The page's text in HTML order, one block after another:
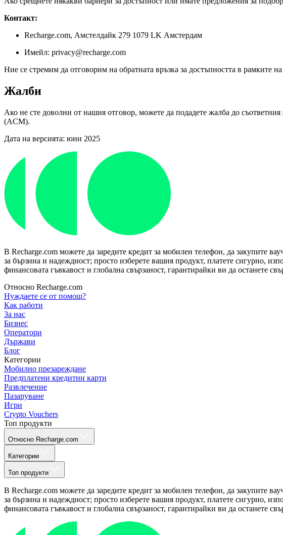
Контакт:
Recharge.com, Амстелдайк 279 1079 LK Амстердам
Имейл: privacy@recharge.com
Ние се стремим да отговорим на обратната връзка за достъпността в рамките
Жалби
Ако не сте доволни от нашия отговор, можете да подадете жалба до
(ACM).
Дата на версията: юни 2025
В Recharge.com можете да заредите кредит за мобилен телефон, да закупите
за бързина и надеждност; просто изберете вашия продукт, платете сигурно,
финансовата гъвкавост и глобална свързаност, гарантирайки ви да останете
Относно Recharge.com
Нуждаете се от помощ?
Как работи
За нас
Бизнес
Оператори
Държави
Блог
Категории
Мобилно презареждане
Предплатени кредитни карти
Развлечение
Пазаруване
Игри
Crypto Vouchers
Топ продукти
Относно Recharge.com
Категории
Топ продукти
В Recharge.com можете да заредите кредит за мобилен телефон, да закупите
за бързина и надеждност; просто изберете вашия продукт, платете сигурно,
финансовата гъвкавост и глобална свързаност, гарантирайки ви да останете